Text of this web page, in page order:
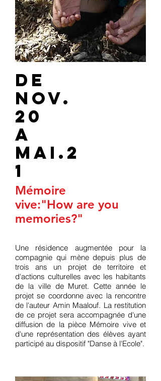
DE
nov.
20
A
mai.2
1
Mémoire
vive:"How are you
memories?"
Une résidence augmentée pour la
compagnie qui mène depuis plus de
trois ans un projet de territoire et
d'actions culturelles avec les habitants
de la ville de Muret. Cette année le
projet se coordonne avec la rencontre
de l'auteur Amin Maalouf. La restitution
de ce projet sera accompagnée d'une
diffusion de la pièce Mémoire vive et
d'une représentation des élèves ayant
participé au dispositif "Danse à l'Ecole".